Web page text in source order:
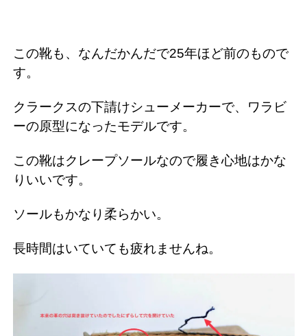
この靴も、なんだかんだで25年ほど前のもので
す。
クラークスの下請けシューメーカーで、ワラビ
ーの原型になったモデルです。
この靴はクレープソールなので履き心地はかな
りいいです。
ソールもかなり柔らかい。
長時間はいていても疲れませんね。